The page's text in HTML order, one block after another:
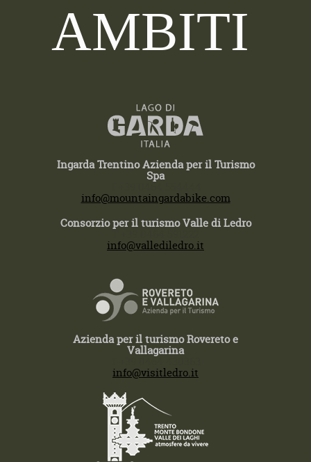
AMBITI
Ingarda Trentino Azienda per il Turismo
Spa
info@mountaingardabike.com
Consorzio per il turismo Valle di Ledro
info@vallediledro.it
Azienda per il turismo Rovereto e
Vallagarina
info@visitledro.it